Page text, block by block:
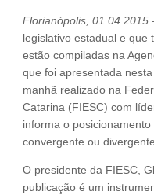
Florianópolis, 01.04.2015
legislativo estadual e que
estão compiladas na
que foi apresentada
manhã realizado na
Catarina (FIESC) com
informa o
convergente ou
O presidente da FIESC,
publicação é um